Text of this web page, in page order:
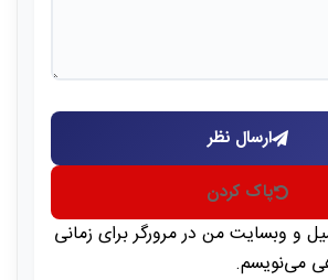
ارسال نظر
پاک کردن
و وبسایت من در مرورگر برای زمانی
می‌نویسم.